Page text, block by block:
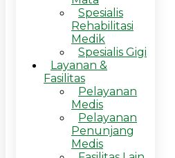
Spesialis
Rehabilitasi
Medik
Spesialis Gigi
Layanan &
Fasilitas
Pelayanan
Medis
Pelayanan
Penunjang
Medis